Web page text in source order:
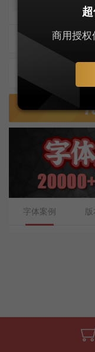
字体上传者：韩
字体案例 版
商用授权